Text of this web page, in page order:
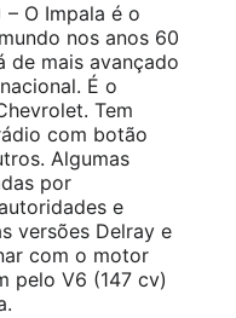
– O Impala é o
nos anos 60
de mais avançado
É o
Tem
com botão
Algumas
por
e
versões Delray e
com o motor
pelo V6 (147 cv)